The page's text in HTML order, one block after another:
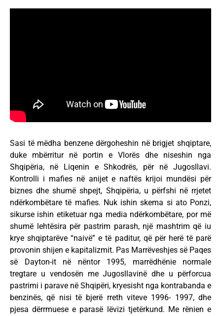
Sasi të mëdha benzene dërgoheshin në brigjet shqiptare,
duke mbërritur në portin e Vlorës dhe niseshin nga
Shqipëria, në Liqenin e Shkodrës, për në Jugosllavi.
Kontrolli i mafies në anijet e naftës krijoi mundësi për
biznes dhe shumë shpejt, Shqipëria, u përfshi në rrjetet
ndërkombëtare të mafies. Nuk ishin skema si ato Ponzi,
sikurse ishin etiketuar nga media ndërkombëtare, por më
shumë lehtësira për pastrim parash, një mashtrim që iu
krye shqiptarëve “naivë” e të paditur, që për herë të parë
provonin shijen e kapitalizmit. Pas Marrëveshjes së Paqes
së Dayton-it në nëntor 1995, marrëdhënie normale
tregtare u vendosën me Jugosllavinë dhe u përforcua
pastrimi i parave në Shqipëri, kryesisht nga kontrabanda e
benzinës, që nisi të bjerë rreth viteve 1996- 1997, dhe
pjesa dërrmuese e parasë lëvizi tjetërkund. Me rënien e